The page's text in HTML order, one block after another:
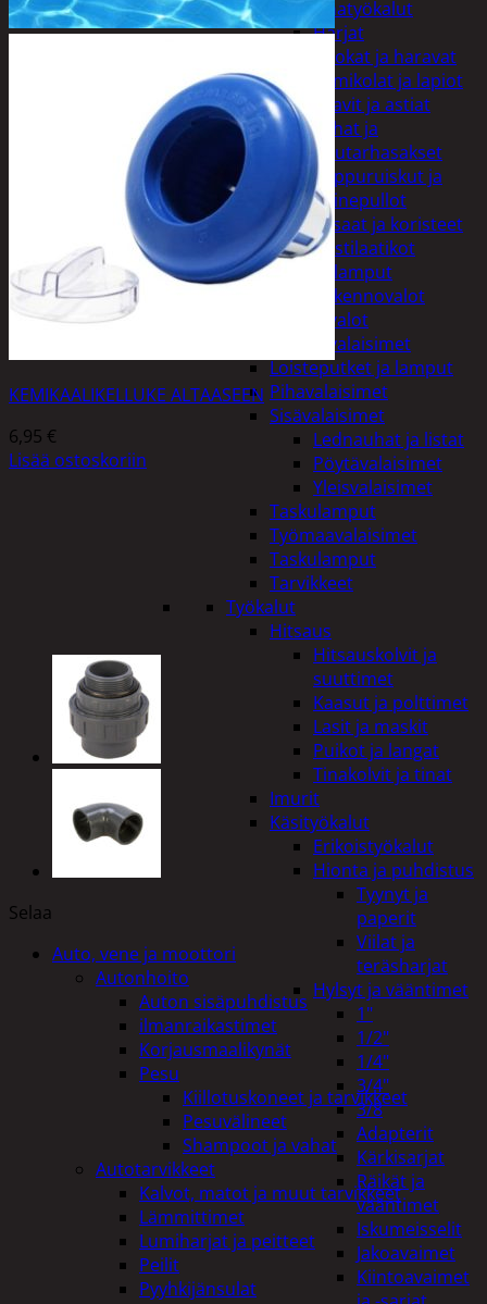
Puutarhatyökalut
Harjat
Kuokat ja haravat
Lumikolat ja lapiot
Saavit ja astiat
Sahat ja
puutarhasakset
Reppuruiskut ja
painepullot
Pihapatsaat ja koristeet
Postilaatikot
Valaisimet ja lamput
Aurinkokennovalot
Koristevalot
Koristevalaisimet
Loisteputket ja lamput
Pihavalaisimet
Sisävalaisimet
Lednauhat ja listat
Pöytävalaisimet
Yleisvalaisimet
Taskulamput
Työmaavalaisimet
Taskulamput
Tarvikkeet
Työkalut
Hitsaus
Hitsauskolvit ja
suuttimet
Kaasut ja polttimet
Lasit ja maskit
Puikot ja langat
Tinakolvit ja tinat
Imurit
Käsityökalut
Erikoistyökalut
Hionta ja puhdistus
Tyynyt ja
paperit
Viilat ja
teräsharjat
Hylsyt ja vääntimet
1"
1/2"
1/4"
3/4"
3/8
Adapterit
Kärkisarjat
Räikät ja
vääntimet
Iskumeisselit
Jakoavaimet
Kiintoavaimet
KEMIKAALIKELLUKE ALTAASEEN
6,95 €
Lisää ostoskoriin
Selaa
Auto, vene ja moottori
Autonhoito
Auton sisäpuhdistus
ilmanraikastimet
Korjausmaalikynät
Pesu
Kiillotuskoneet ja tarvikkeet
Pesuvälineet
Shampoot ja vahat
Autotarvikkeet
Kalvot, matot ja muut tarvikkeet
Lämmittimet
Lumiharjat ja peitteet
Peilit
Pyyhkijänsulat